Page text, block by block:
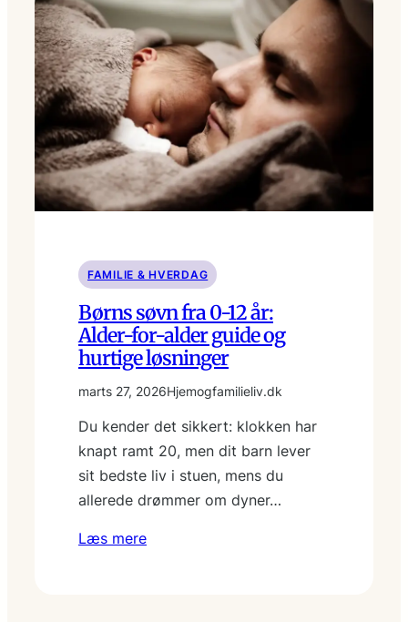
FAMILIE & HVERDAG
Børns søvn fra 0-12 år:
Alder-for-alder guide og
hurtige løsninger
marts 27, 2026Hjemogfamilieliv.dk
Du kender det sikkert: klokken har
knapt ramt 20, men dit barn lever
sit bedste liv i stuen, mens du
allerede drømmer om dyner…
Læs mere